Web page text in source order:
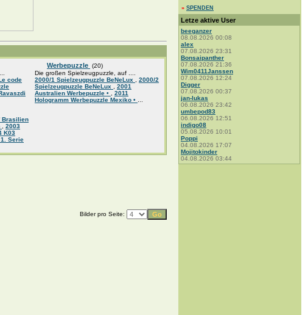
code
Brasilien
2003
K03
Serie
Werbepuzzle (20)
Die großen Spielzeugpuzzle, auf ....
2000/1 Spielzeugpuzzle BeNeLux
2000/2
Spielzeugpuzzle BeNeLux
2001
Australien Werbepuzzle •
2011
Hologramm Werbepuzzle Mexiko •
Bilder pro Seite:
» SPENDEN
Letze aktive User
beeganzer
08.08.2026 00:08
alex
07.08.2026 23:31
Bonsaipanther
07.08.2026 21:36
Wim0411Janssen
07.08.2026 12:24
Digger
07.08.2026 00:37
jan-lukas
06.08.2026 23:42
umbepod83
06.08.2026 12:51
indigo08
05.08.2026 10:01
Poppi
04.08.2026 17:07
Mojitokinder
04.08.2026 03:44